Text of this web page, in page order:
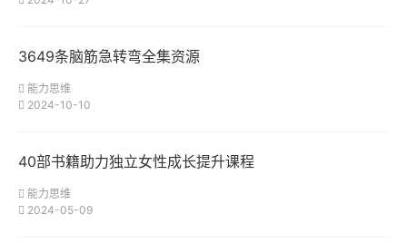
3649条脑筋急转弯全集资源
能力思维
2024-10-10
40部书籍助力独立女性成长提升课程
能力思维
2024-05-09